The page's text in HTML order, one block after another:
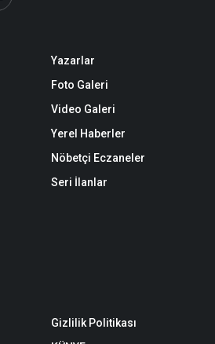
Yazarlar
Foto Galeri
Video Galeri
Yerel Haberler
Nöbetçi Eczaneler
Seri İlanlar
Gizlilik Politikası